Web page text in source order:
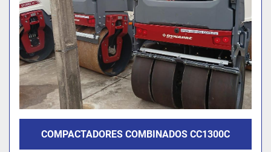
COMPACTADORES COMBINADOS CC1300C